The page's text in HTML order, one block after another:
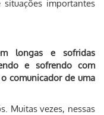
importantes
longas e sofridas
e sofrendo com
comunicador de uma
Muitas vezes, nessas